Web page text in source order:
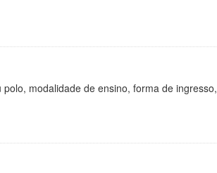
modalidade de ensino, forma de ingresso,